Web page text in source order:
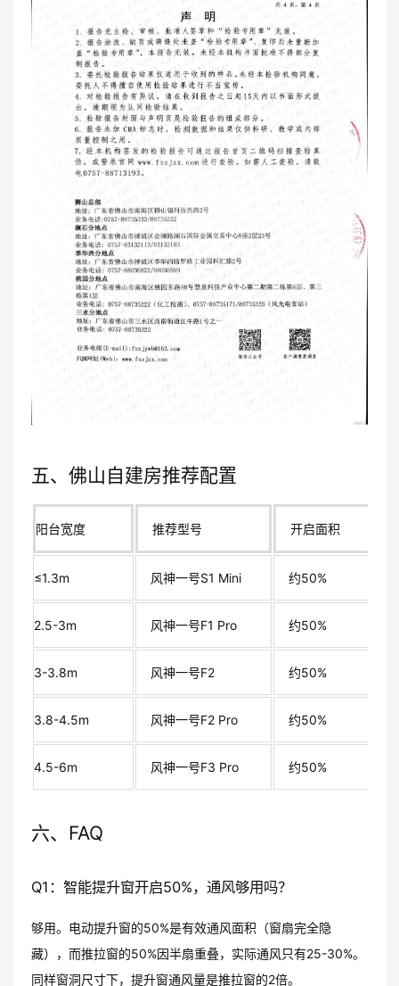
五、佛山自建房推荐配置
阳台宽度 推荐型号 开启面积
≤1.3m 风神一号S1 Mini 约50%
2.5-3m 风神一号F1 Pro 约50%
3-3.8m 风神一号F2 约50%
3.8-4.5m 风神一号F2 Pro 约50%
4.5-6m 风神一号F3 Pro 约50%
六、FAQ
Q1：智能提升窗开启50%，通风够用吗？
够用。电动提升窗的50%是有效通风面积（窗扇完全隐
藏），而推拉窗的50%因半扇重叠，实际通风只有25-30%。
同样窗洞尺寸下，提升窗通风量是推拉窗的2倍。